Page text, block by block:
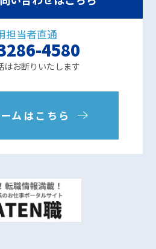
担当者直通
4580
お断りいたします
ムはこちら